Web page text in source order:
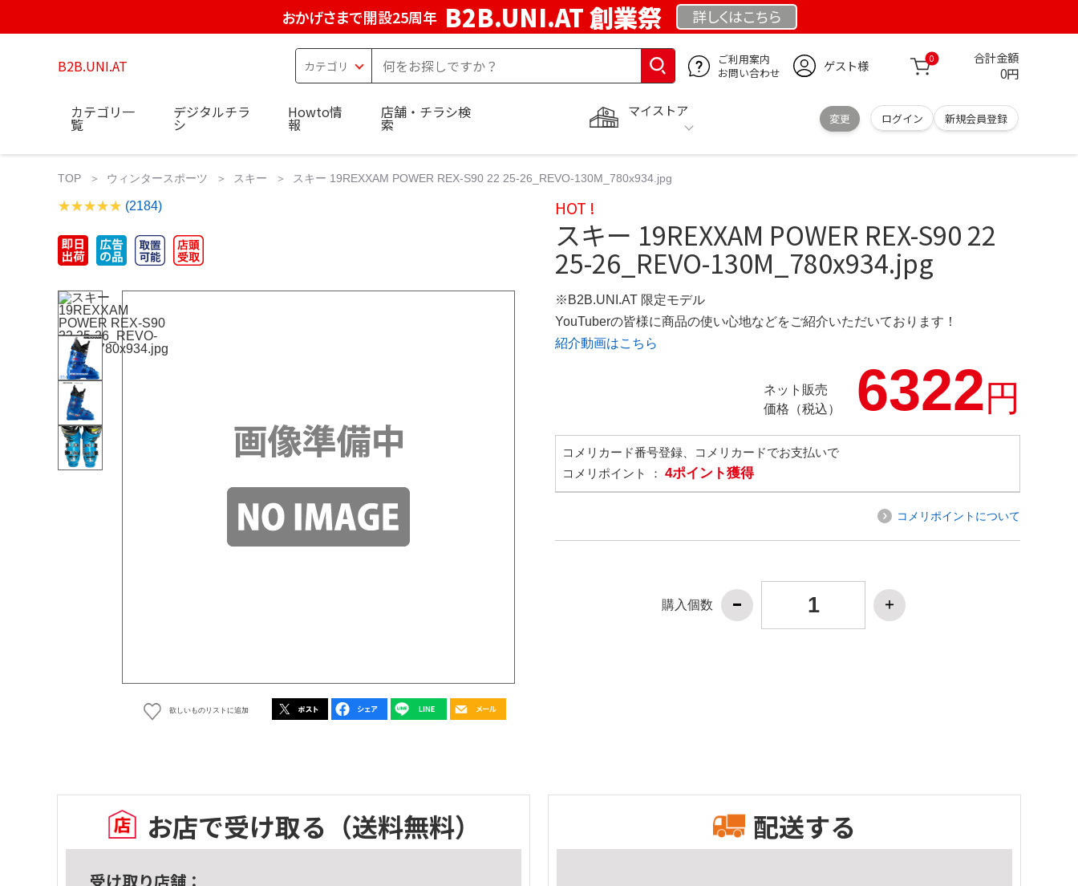
おかげさまで開設25周年 B2B.UNI.AT 創業祭 詳しくはこちら
B2B.UNI.AT
ご利用案内
お問い合わせ
ゲスト様 0 合計金額
0円
マイストア
変更 ログイン 新規会員登録
カテゴリ一
覧
デジタルチラ
シ
Howto情
報
店舗・チラシ検
索
TOP ウィンタースポーツ スキー スキー 19REXXAM POWER REX-S90 22 25-26_REVO-130M_780x934.jpg
(2184)
欲しいものリストに追加
HOT !
スキー 19REXXAM POWER REX-S90 22
25-26_REVO-130M_780x934.jpg
※B2B.UNI.AT 限定モデル
YouTuberの皆様に商品の使い心地などをご紹介いただいております！
紹介動画はこちら
ネット販売
価格（税込）
6322円
コメリカード番号登録、コメリカードでお支払いで
コメリポイント ： 4ポイント獲得
コメリポイントについて
購入個数
お店で受け取る （送料無料）
受け取り店舗：
配送する